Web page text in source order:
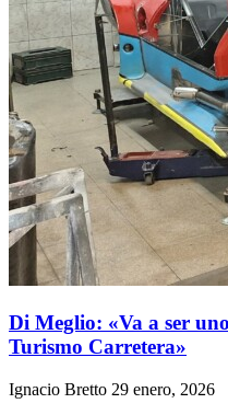
Di Meglio: «Va a ser
Turismo Carretera»
Ignacio Bretto 29 enero, 2026